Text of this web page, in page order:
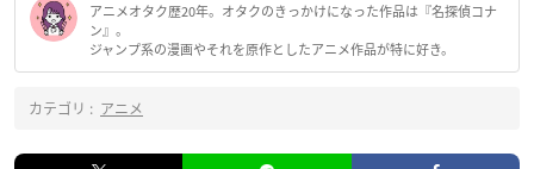
アニメオタク歴20年。オタクのきっかけになった作品は『名探偵コナ
ン』。
ジャンプ系の漫画やそれを原作としたアニメ作品が特に好き。
カテゴリ : アニメ